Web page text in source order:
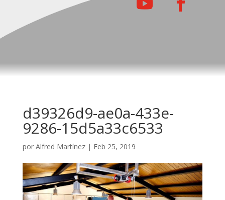
d39326d9-ae0a-433e-
9286-15d5a33c6533
por Alfred Martínez| Feb 25, 2019